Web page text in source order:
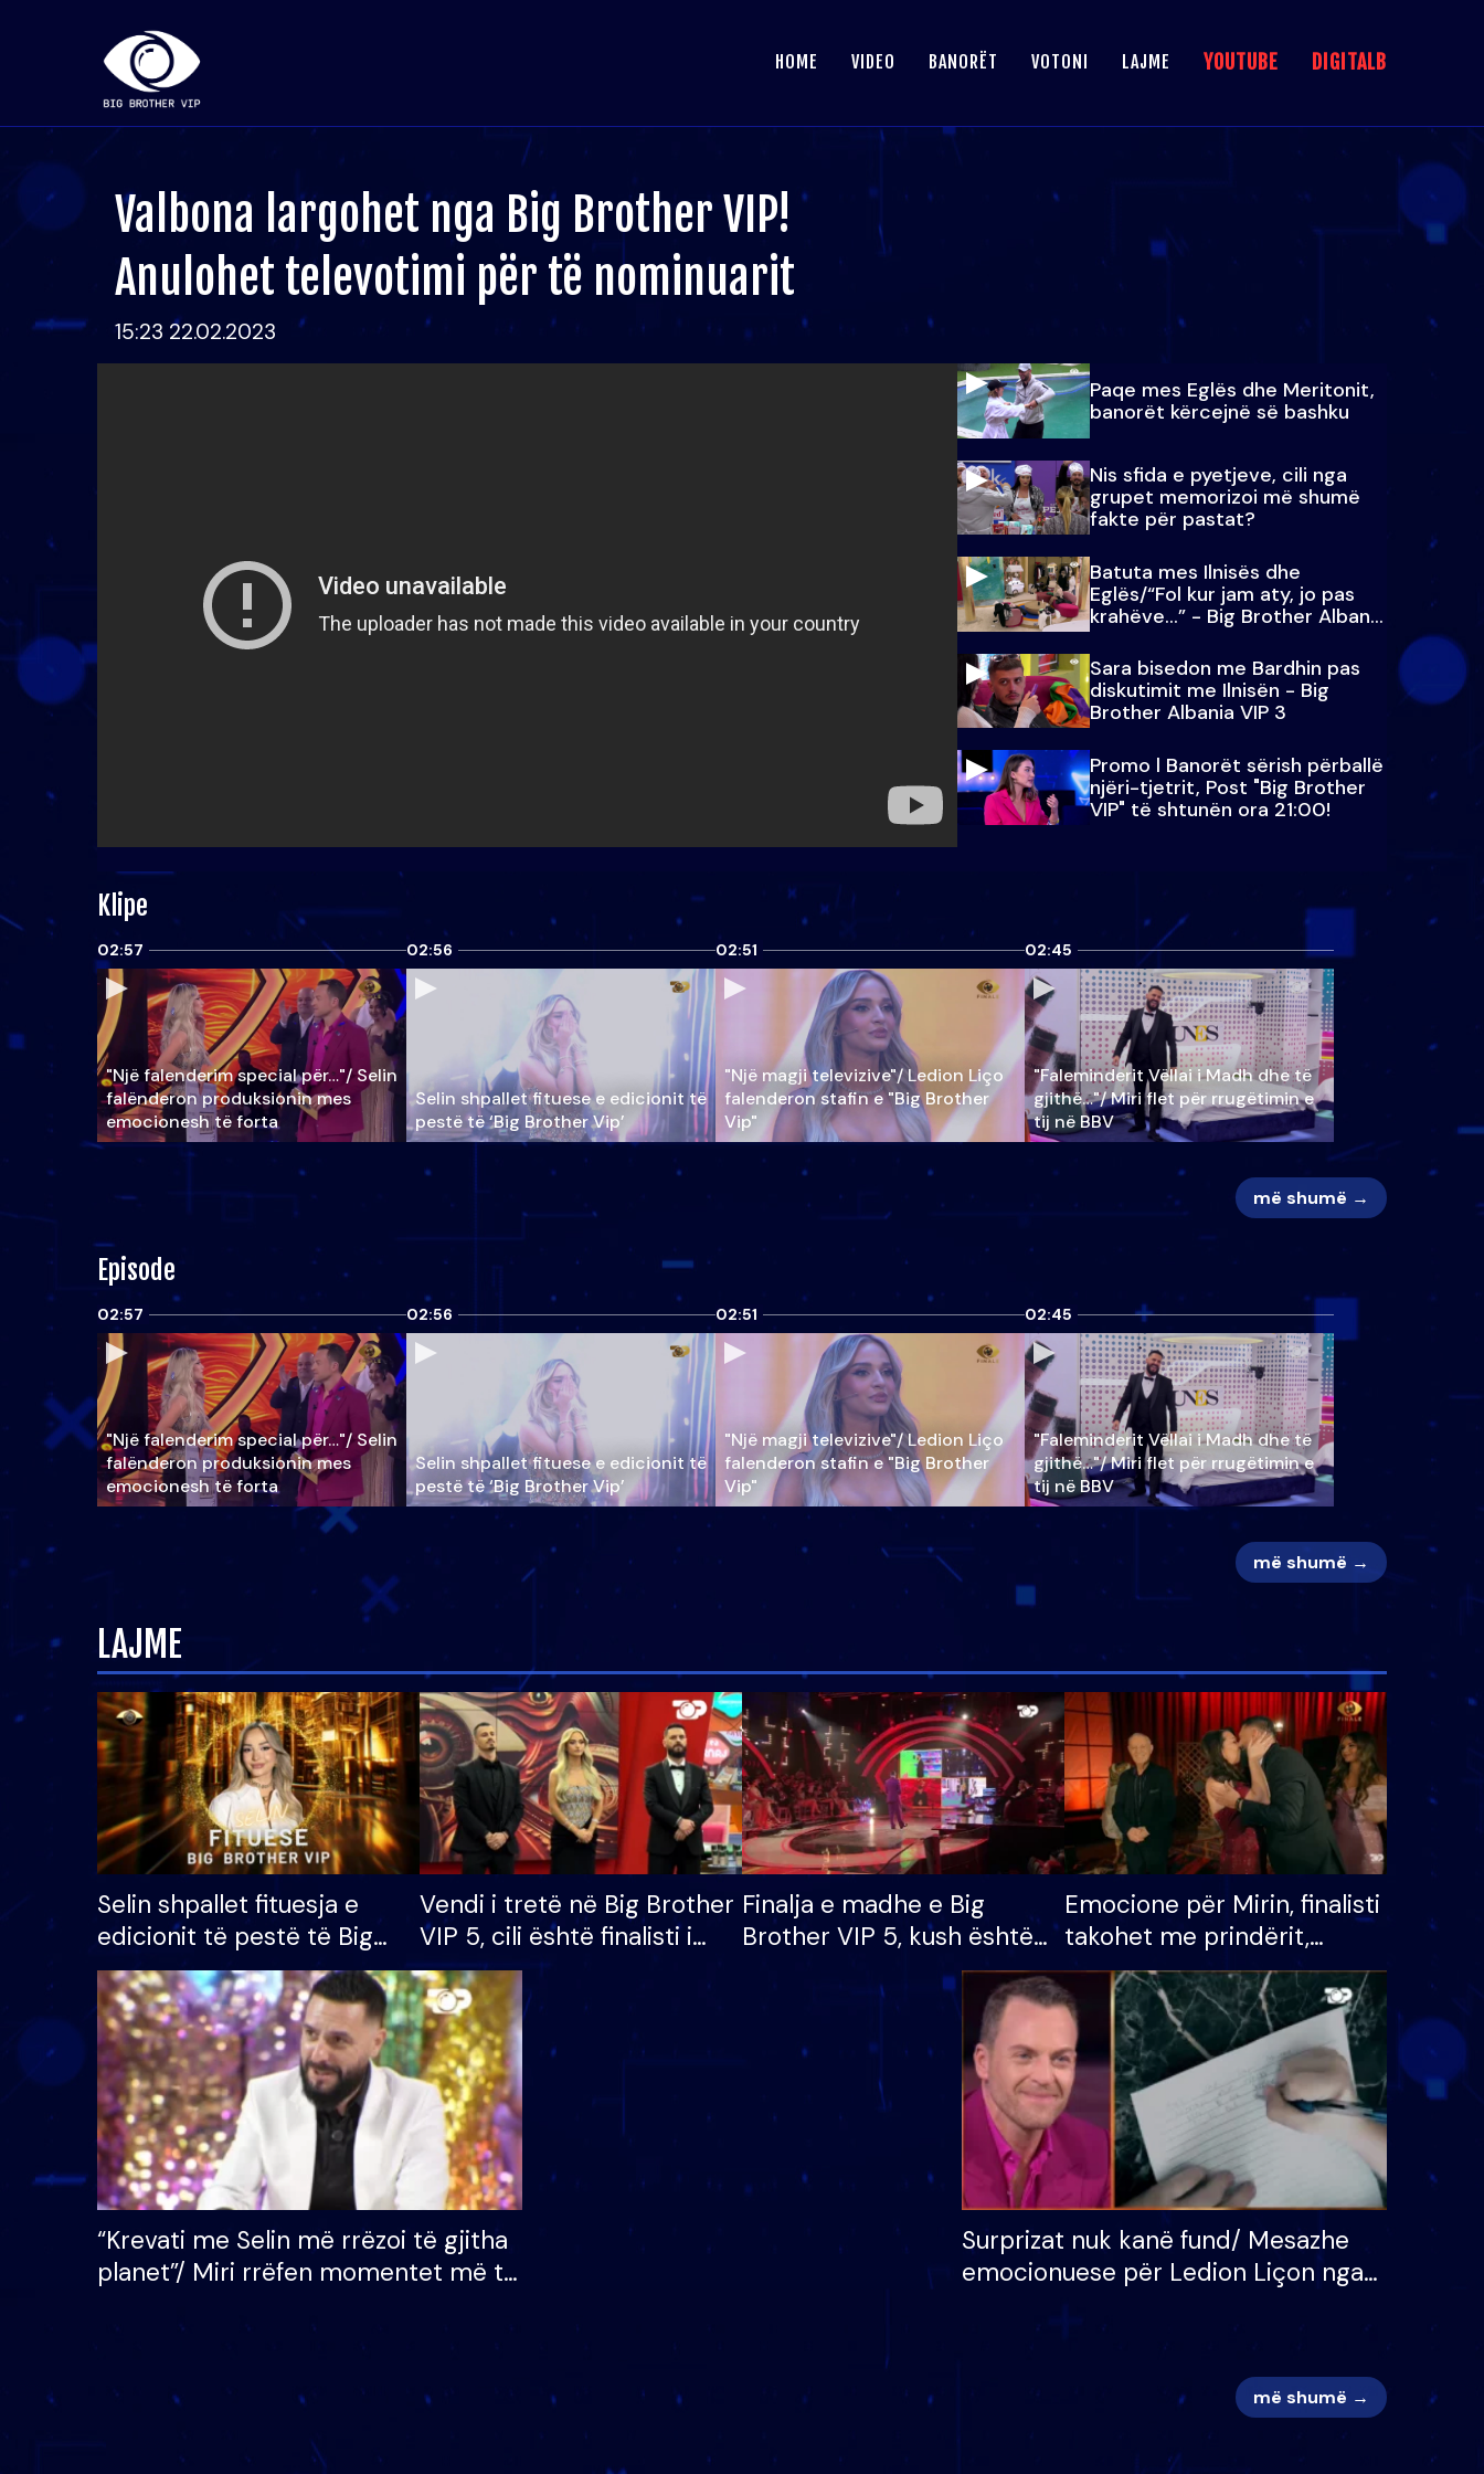
HOME VIDEO BANORËT VOTONI LAJME YOUTUBE DIGITALB
Valbona largohet nga Big Brother VIP!
Anulohet televotimi për të nominuarit
15:23 22.02.2023
Paqe mes Eglës dhe Meritonit,
banorët kërcejnë së bashku
Nis sfida e pyetjeve, cili nga
grupet memorizoi më shumë
fakte për pastat?
Batuta mes Ilnisës dhe
Eglës/“Fol kur jam aty, jo pas
krahëve…” - Big Brother Albania
VIP 3
Sara bisedon me Bardhin pas
diskutimit me Ilnisën - Big
Brother Albania VIP 3
Promo l Banorët sërish përballë
njëri-tjetrit, Post "Big Brother
VIP" të shtunën ora 21:00!
Klipe
02:57
"Një falenderim special për…"/ Selin
falënderon produksionin mes
emocionesh të forta
02:56
Selin shpallet fituese e edicionit të
pestë të ‘Big Brother Vip’
02:51
"Një magji televizive"/ Ledion Liço
falenderon stafin e "Big Brother
Vip"
02:45
"Faleminderit Vëllai i Madh dhe të
gjithë…"/ Miri flet për rrugëtimin e
tij në BBV
më shumë →
Episode
02:57
"Një falenderim special për…"/ Selin
falënderon produksionin mes
emocionesh të forta
02:56
Selin shpallet fituese e edicionit të
pestë të ‘Big Brother Vip’
02:51
"Një magji televizive"/ Ledion Liço
falenderon stafin e "Big Brother
Vip"
02:45
"Faleminderit Vëllai i Madh dhe të
gjithë…"/ Miri flet për rrugëtimin e
tij në BBV
më shumë →
LAJME
Selin shpallet fituesja e
edicionit të pestë të Big
Brother VIP, rrëmben
çmimin e madh prej 100
mijë eurosh
Vendi i tretë në Big Brother
VIP 5, cili është finalisti i
radhës që lë shtëpinë
Finalja e madhe e Big
Brother VIP 5, kush është
banori i parë që lë shtëpinë
dhe humb mundësinë për
të fituar çmimin e madh
Emocione për Mirin, finalisti
takohet me prindërit,
vajzën dhe bashkëshorten:
S’kemi ndonjë letër divorci
apo jo?
“Krevati me Selin më rrëzoi të gjitha
planet”/ Miri rrëfen momentet më të
mungojë zilja e mëngjesit kur…
Surprizat nuk kanë fund/ Mesazhe
emocionuese për Ledion Liçon nga
më shumë →